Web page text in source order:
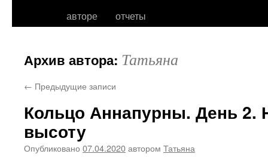
авторе
отчеты
Архив автора: Татьяна
← Предыдущие записи
Кольцо Аннапурны. День 2.
высоту
Опубликовано 07.04.2020автором Татьяна